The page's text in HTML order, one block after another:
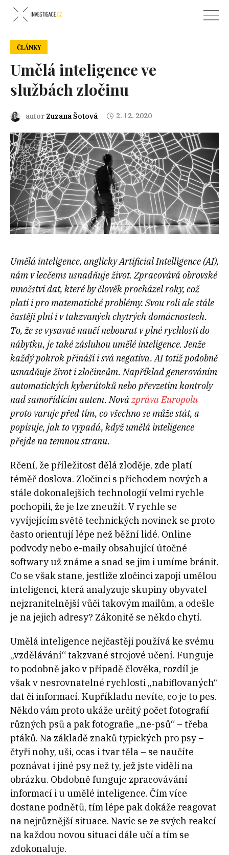
ČLÁNKY
Umělá inteligence ve
službách zločinu
autor Zuzana Šotová 2. 12. 2020
Umělá inteligence, anglicky Artificial Intelligence (AI),
nám v lecčems usnadňuje život. Zpracovává obrovské
množství dat, které by člověk procházel roky, což
platí i pro matematické problémy. Svou roli ale stále
častěji plní i v takzvaných chytrých domácnostech.
To, že se vysavač naučí nebourat v plné rychlosti do
nábytku, je také zásluhou umělé inteligence. Jenže
každý pokrok přináší i svá negativa. AI totiž podobně
usnadňuje život i zločincům. Například generováním
automatických kyberútoků nebo převzetím kontroly
nad samořídícím autem. Novázpráva Europolu
proto varuje před tím, co všechno se může stát, a
popisuje, jak to vypadá, když umělá inteligence
přejde na temnou stranu.
Rčení, že příležitost dělá zloděje, zde platí
téměř doslova. Zločinci s příchodem nových a
stále dokonalejších technologií velmi rychle
pochopili, že je lze zneužít. V rychle se
vyvíjejícím světě technických novinek se proto
často orientují lépe než běžní lidé. Online
podvody nebo e-maily obsahující útočné
softwary už známe a snad se jim i umíme bránit.
Co se však stane, jestliže zločinci zapojí umělou
inteligenci, která analyzuje skupiny obyvatel
nejzranitelnější vůči takovým mailům, a odešle
je na jejich adresy? Zákonitě se někdo chytí.
Umělá inteligence nejčastěji používá ke svému
„vzdělávání“ takzvané strojové učení. Funguje
to podobně jako v případě člověka, rozdíl je
však v nesrovnatelné rychlosti „nabiflovaných“
dat či informací. Kupříkladu nevíte, co je to pes.
Někdo vám proto ukáže určitý počet fotografií
různých psů a pak fotografie „ne-psů“ – třeba
ptáků. Na základě znaků typických pro psy –
čtyři nohy, uši, ocas i tvar těla – se naučíte
poznávat i jiné psy než ty, jež jste viděli na
obrázku. Obdobně funguje zpracovávání
informací i u umělé inteligence. Čím více
dostane podnětů, tím lépe pak dokáže reagovat
na nejrůznější situace. Navíc se ze svých reakcí
na každou novou situaci dále učí a tím se
zdokonaluje.